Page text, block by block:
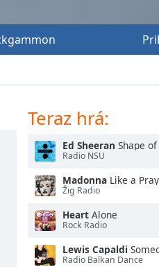
Teraz hrá:
Ed Sheeran Shape of
Radio NSU
Madonna Like a
Žig Radio
Heart Alone
Rock Radio
Lewis Capaldi
Radio Balkan Dance